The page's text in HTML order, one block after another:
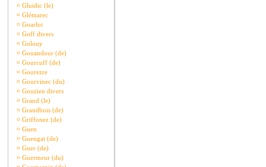
¤ Gluidic (le)
¤ Glémarec
¤ Goarlot
¤ Goff divers
¤ Golouy
¤ Gouandour (de)
¤ Gourcuff (de)
¤ Gourezre
¤ Gourvinec (du)
¤ Gouzien divers
¤ Grand (le)
¤ Grandbois (de)
¤ Griffonez (de)
¤ Guen
¤ Guengat (de)
¤ Guer (de)
¤ Guermeur (du)